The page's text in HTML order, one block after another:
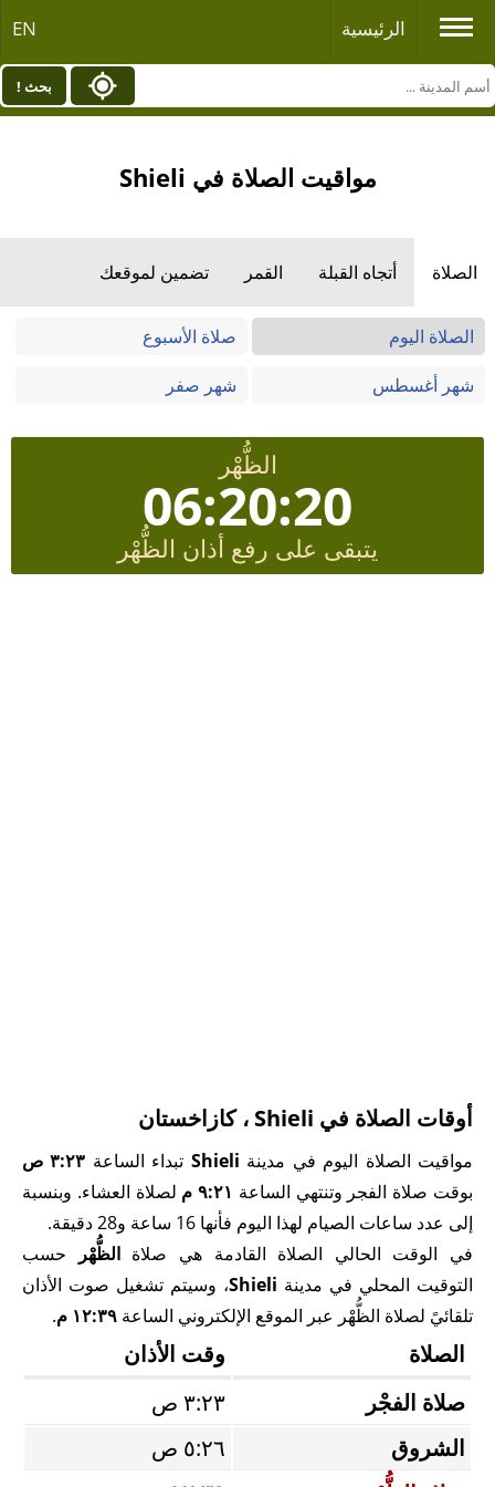
الرئيسية EN
بحث !
مواقيت الصلاة في Shieli
الصلاة أتجاه القبلة القمر تضمين لموقعك
الصلاة اليوم
صلاة الأسبوع
شهر أغسطس
شهر صفر
الظُّهْر
06:20:19
يتبقى على رفع أذان الظُّهْر
أوقات الصلاة في Shieli ، كازاخستان
مواقيت الصلاة اليوم في مدينة Shieli تبداء الساعة ٣:٢٣ ص
بوقت صلاة الفجر وتنتهي الساعة ٩:٢١ م
لصلاة العشاء. وبنسبة
إلى عدد ساعات الصيام لهذا اليوم فأنها 16 ساعة و28 دقيقة.
في الوقت الحالي الصلاة القادمة هي صلاةالظُّهْر
حسب
التوقيت المحلي في مدينة Shieli، وسيتم تشغيل صوت الأذان
تلقائيً لصلاة الظُّهْر عبر الموقع الإلكتروني الساعة ١٢:٣٩ م .
الصلاة
وقت الأذان
صلاة الفجْر
٣:٢٣ ص
الشروق
٥:٢٦ ص